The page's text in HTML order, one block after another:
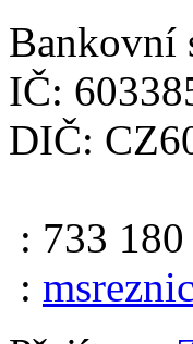
Bankovní
IČ:
DIČ:
: 733
: